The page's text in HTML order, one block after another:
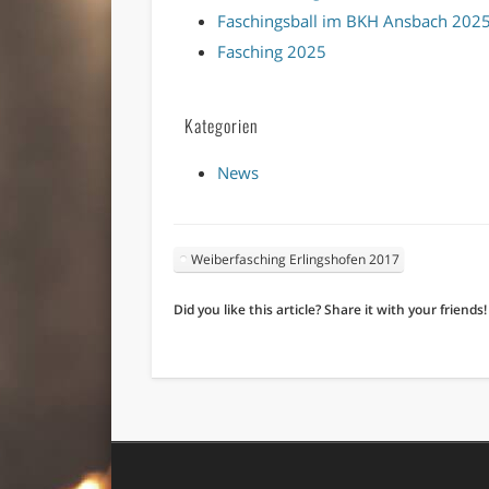
Faschingsball im BKH Ansbach
Fasching 2025
Kategorien
News
Weiberfasching Erlingshofen 2017
Did you like this article? Share it with your friends!